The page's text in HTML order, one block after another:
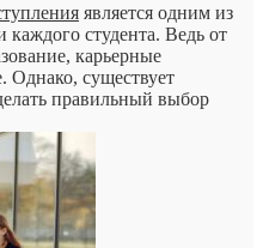
является одним из
студента. Ведь от
карьерные
Однако, существует
правильный выбор